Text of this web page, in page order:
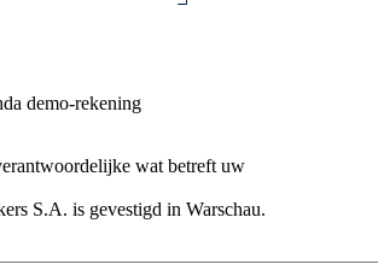
demo-rekening
wat betreft uw
S.A. is gevestigd in Warschau.